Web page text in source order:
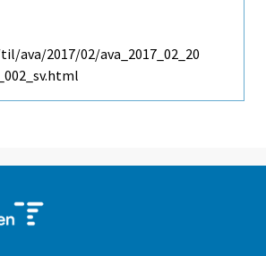
ava/2017/02/ava_2017_02_20